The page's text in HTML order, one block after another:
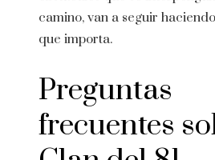
camino, van a seguir
que importa.
Preguntas
frecuentes